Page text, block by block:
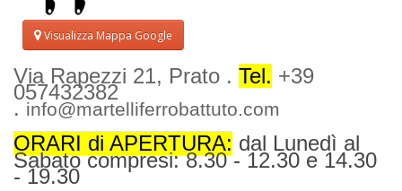
Visualizza Mappa Google
Via Rapezzi 21, Prato . Tel. +39
057432382
. info@martelliferrobattuto.com
ORARI di APERTURA: dal Lunedì al
Sabato compresi: 8.30 - 12.30 e 14.30
- 19.30